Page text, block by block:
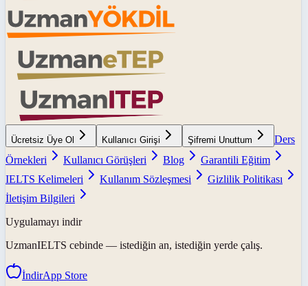
Ücretsiz Üye Ol Kullanıcı Girişi Şifremi Unuttum
Ders
Örnekleri
Kullanıcı Görüşleri Blog
Garantili Eğitim
IELTS Kelimeleri
Kullanım Sözleşmesi
Gizlilik Politikası
İletişim Bilgileri
Uygulamayı indir
UzmanIELTS cebinde — istediğin an, istediğin yerde çalış.
İndirApp Store